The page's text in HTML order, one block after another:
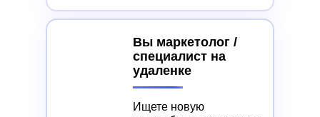
Вы маркетолог /
специалист на
удаленке
Ищете новую